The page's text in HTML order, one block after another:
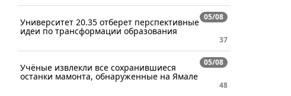
05/08
Университет 20.35 отберет перспективные
идеи по трансформации образования
37
05/08
Учёные извлекли все сохранившиеся
останки мамонта, обнаруженные на Ямале
48